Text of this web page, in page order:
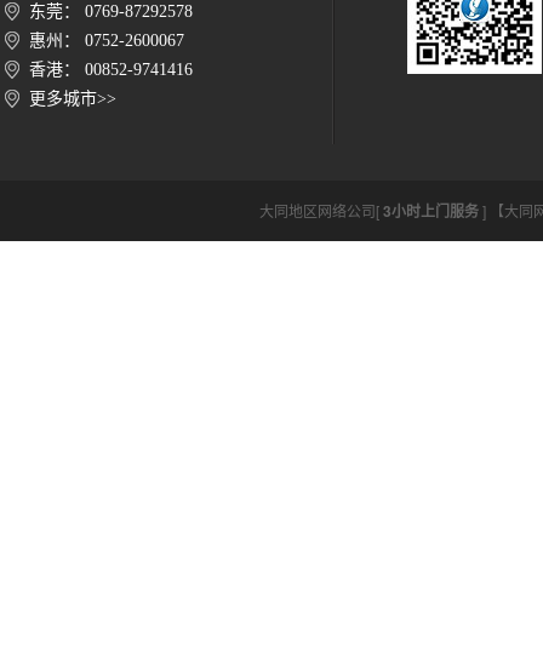
东莞： 0769-87292578
惠州： 0752-2600067
香港： 00852-9741416
更多城市>>
大同地区网络公司[3小时上门服务] 【大同